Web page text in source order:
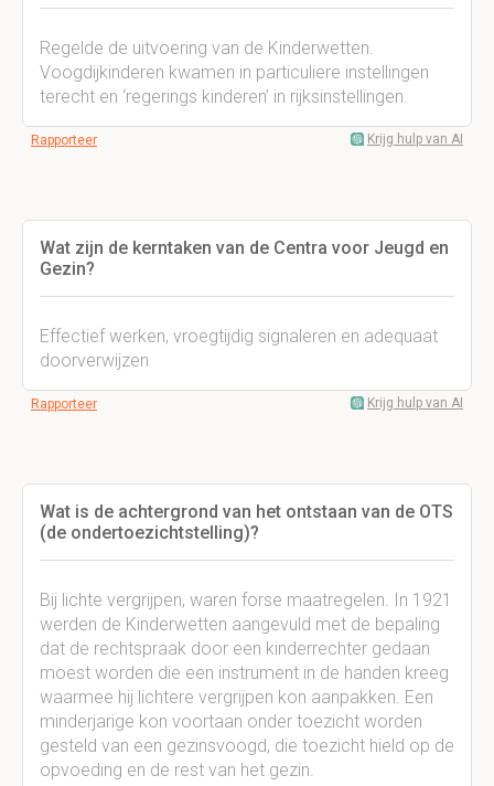
Regelde de uitvoering van de Kinderwetten.
Voogdijkinderen kwamen in particuliere instellingen
terecht en ‘regerings kinderen’ in rijksinstellingen.
Rapporteer Krijg hulp van AI
Wat zijn de kerntaken van de Centra voor Jeugd en
Gezin?
Effectief werken, vroegtijdig signaleren en adequaat
doorverwijzen
Rapporteer Krijg hulp van AI
Wat is de achtergrond van het ontstaan van de OTS
(de ondertoezichtstelling)?
Bij lichte vergrijpen, waren forse maatregelen. In 1921
werden de Kinderwetten aangevuld met de bepaling
dat de rechtspraak door een kinderrechter gedaan
moest worden die een instrument in de handen kreeg
waarmee hij lichtere vergrijpen kon aanpakken. Een
minderjarige kon voortaan onder toezicht worden
gesteld van een gezinsvoogd, die toezicht hield op de
opvoeding en de rest van het gezin.